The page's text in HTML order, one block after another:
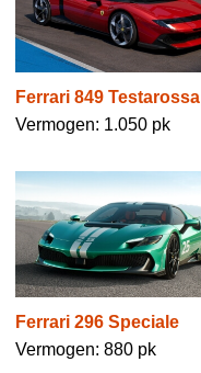
Ferrari 849 Testarossa
Vermogen: 1.050 pk
Ferrari 296 Speciale
Vermogen: 880 pk